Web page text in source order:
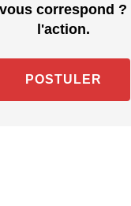
correspond ?
l'action.
POSTULER